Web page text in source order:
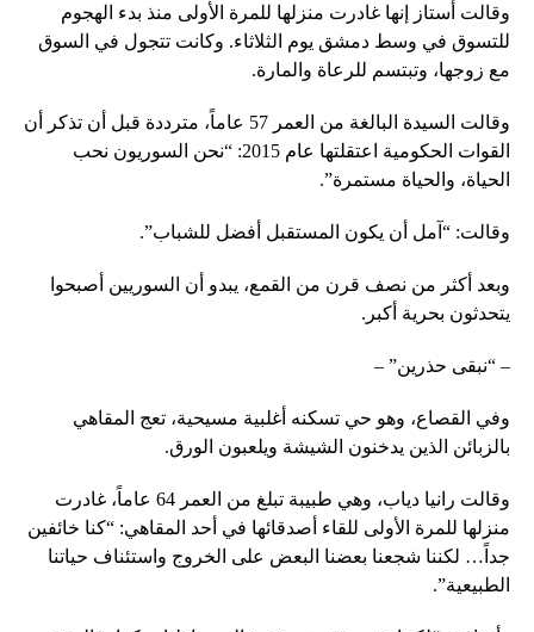
وقالت أستاز إنها غادرت منزلها للمرة الأولى منذ بدء الهجوم
للتسوق في وسط دمشق يوم الثلاثاء. وكانت تتجول في السوق
مع زوجها، وتبتسم للرعاة والمارة.
وقالت السيدة البالغة من العمر 57 عاماً، مترددة قبل أن تذكر أن
القوات الحكومية اعتقلتها عام 2015: “نحن السوريون نحب
الحياة، والحياة مستمرة”.
وقالت: “آمل أن يكون المستقبل أفضل للشباب”.
وبعد أكثر من نصف قرن من القمع، يبدو أن السوريين أصبحوا
يتحدثون بحرية أكبر.
– “نبقى حذرين” –
وفي القصاع، وهو حي تسكنه أغلبية مسيحية، تعج المقاهي
بالزبائن الذين يدخنون الشيشة ويلعبون الورق.
وقالت رانيا دياب، وهي طبيبة تبلغ من العمر 64 عاماً، غادرت
منزلها للمرة الأولى للقاء أصدقائها في أحد المقاهي: “كنا خائفين
جداً… لكننا شجعنا بعضنا البعض على الخروج واستئناف حياتنا
الطبيعية”.